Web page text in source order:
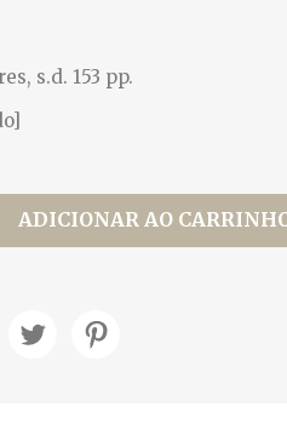
s.d. 153 pp.
ADICIONAR AO